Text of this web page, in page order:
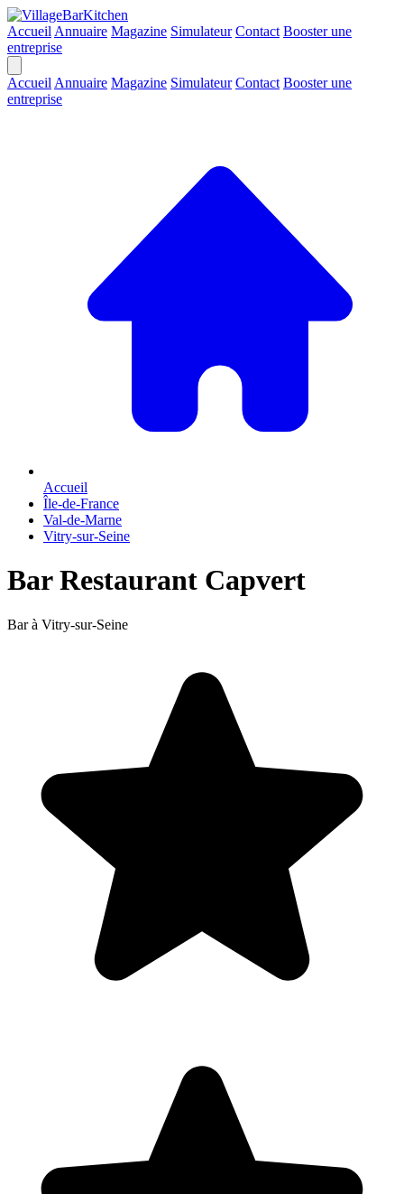
Accueil Annuaire Magazine Simulateur Contact Booster une
entreprise
Accueil Annuaire Magazine Simulateur Contact Booster une
entreprise
Accueil
Île-de-France
Val-de-Marne
Vitry-sur-Seine
Bar Restaurant Capvert
Bar à Vitry-sur-Seine